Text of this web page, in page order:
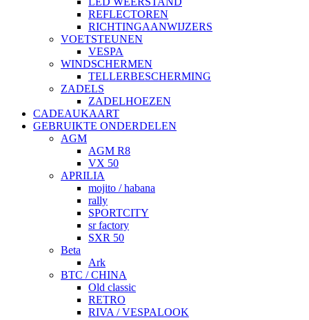
REFLECTOREN
RICHTINGAANWIJZERS
VOETSTEUNEN
VESPA
WINDSCHERMEN
TELLERBESCHERMING
ZADELS
ZADELHOEZEN
CADEAUKAART
GEBRUIKTE ONDERDELEN
AGM
AGM R8
VX 50
APRILIA
mojito / habana
rally
SPORTCITY
sr factory
SXR 50
Beta
Ark
BTC / CHINA
Old classic
RETRO
RIVA / VESPALOOK